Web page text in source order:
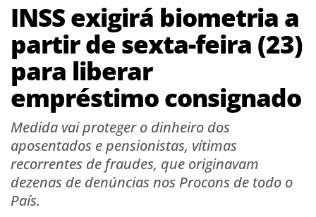
INSS exigirá biometria a
partir de sexta-feira (23)
para liberar
empréstimo consignado
Medida vai proteger o dinheiro dos
aposentados e pensionistas, vítimas
recorrentes de fraudes, que originavam
dezenas de denúncias nos Procons de todo o
País.